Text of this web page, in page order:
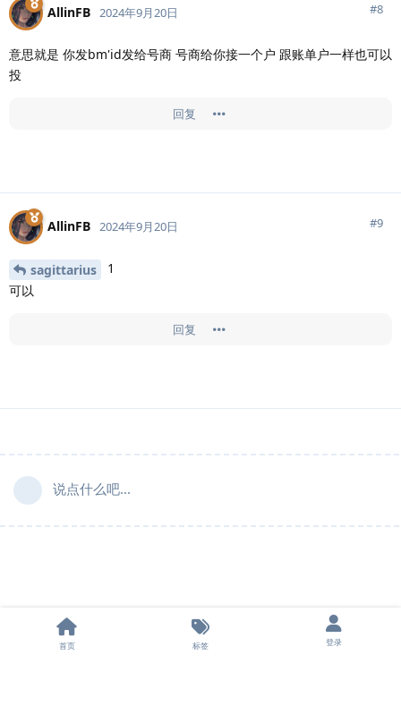
AllinFB 2024年9月20日 #8
意思就是 你发bm'id发给号商 号商给你接一个户 跟账单户一样也可以
投
回复
AllinFB 2024年9月20日 #9
sagittarius
1
可以
回复
说点什么吧...
首页 标签 登录